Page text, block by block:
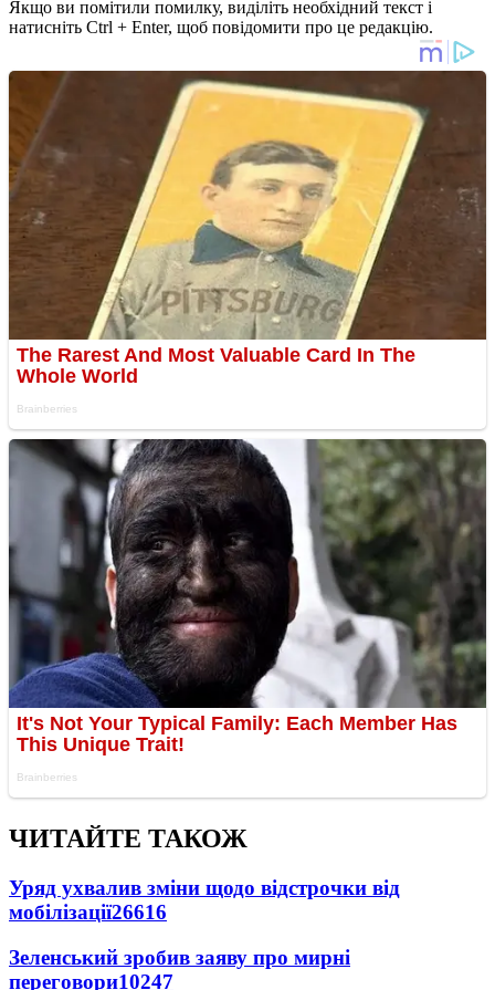
Якщо ви помітили помилку, виділіть необхідний текст і
натисніть Ctrl + Enter, щоб повідомити про це редакцію.
ЧИТАЙТЕ ТАКОЖ
Уряд ухвалив зміни щодо відстрочки від
мобілізації26616
Зеленський зробив заяву про мирні
переговори10247